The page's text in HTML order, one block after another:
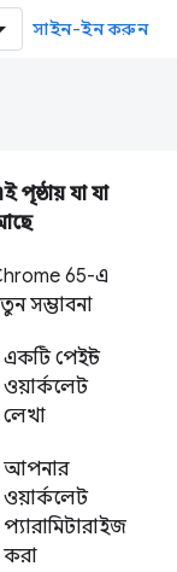
সাইন-ইন করুন
পৃষ্ঠায় যা যা
65-এ
সম্ভাবনা
একটি পেইন্ট
ওয়ার্কলেট
লেখা
আপনার
ওয়ার্কলেট
প্যারামিটারাইজ
করা